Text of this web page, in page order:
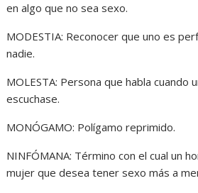
en algo que no sea sexo.
MODESTIA: Reconocer que uno es
nadie.
MOLESTA: Persona que habla cuando
escuchase.
MONÓGAMO: Polígamo reprimido.
NINFÓMANA: Término con el cual un
mujer que desea tener sexo más a